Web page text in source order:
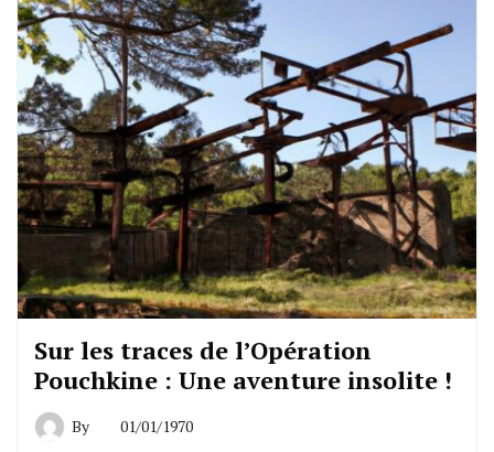
Sur les traces de l’Opération
Pouchkine : Une aventure insolite !
By 01/01/1970